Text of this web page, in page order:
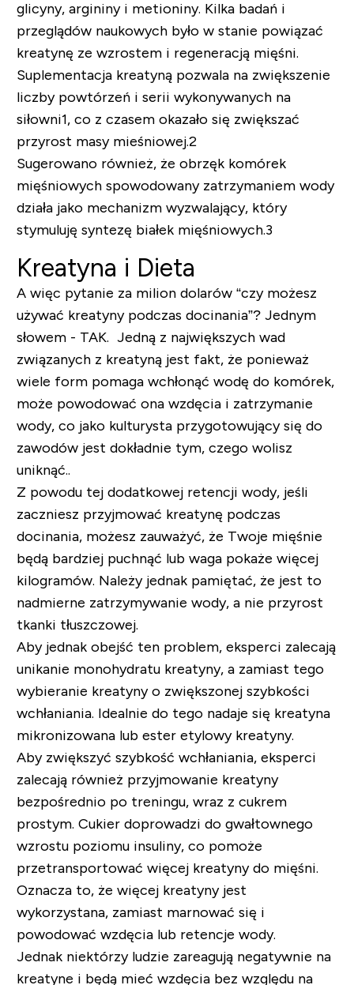
glicyny, argininy i metioniny. Kilka badań i
przeglądów naukowych było w stanie powiązać
kreatynę ze wzrostem i regeneracją mięśni.
Suplementacja kreatyną pozwala na zwiększenie
liczby powtórzeń i serii wykonywanych na
siłowni1, co z czasem okazało się zwiększać
przyrost masy mieśniowej.2
Sugerowano również, że obrzęk komórek
mięśniowych spowodowany zatrzymaniem wody
działa jako mechanizm wyzwalający, który
stymuluję syntezę białek mięśniowych.3
Kreatyna i Dieta
A więc pytanie za milion dolarów “czy możesz
używać kreatyny podczas docinania”? Jednym
słowem - TAK. Jedną z największych wad
związanych z kreatyną jest fakt, że ponieważ
wiele form pomaga wchłonąć wodę do komórek,
może powodować ona wzdęcia i zatrzymanie
wody, co jako kulturysta przygotowujący się do
zawodów jest dokładnie tym, czego wolisz
uniknąć..
Z powodu tej dodatkowej retencji wody, jeśli
zaczniesz przyjmować kreatynę podczas
docinania, możesz zauważyć, że Twoje mięśnie
będą bardziej puchnąć lub waga pokaże więcej
kilogramów. Należy jednak pamiętać, że jest to
nadmierne zatrzymywanie wody, a nie przyrost
tkanki tłuszczowej.
Aby jednak obejść ten problem, eksperci zalecają
unikanie monohydratu kreatyny, a zamiast tego
wybieranie kreatyny o zwiększonej szybkości
wchłaniania. Idealnie do tego nadaje się kreatyna
mikronizowana lub ester etylowy kreatyny.
Aby zwiększyć szybkość wchłaniania, eksperci
zalecają również przyjmowanie kreatyny
bezpośrednio po treningu, wraz z cukrem
prostym. Cukier doprowadzi do gwałtownego
wzrostu poziomu insuliny, co pomoże
przetransportować więcej kreatyny do mięśni.
Oznacza to, że więcej kreatyny jest
wykorzystana, zamiast marnować się i
powodować wzdęcia lub retencje wody.
Jednak niektórzy ludzie zareagują negatywnie na
kreatyne i będą mieć wzdęcia bez względu na